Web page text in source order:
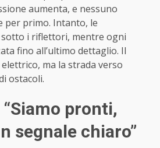
aumenta, e nessuno
per primo. Intanto, le
i riflettori, mentre ogni
fino all’ultimo dettaglio. Il
ma la strada verso
ostacoli.
pronti,
segnale chiaro”